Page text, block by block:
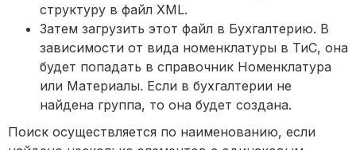
структуру в файл XML.
Затем загрузить этот файл в Бухгалтерию. В
зависимости от вида номенклатуры в ТиС, она
будет попадать в справочник Номенклатура
или Материалы. Если в бухгалтерии не
найдена группа, то она будет создана.
Поиск осуществляется по наименованию, если